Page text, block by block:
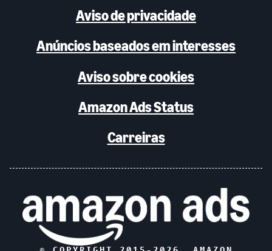
Aviso de privacidade
Anúncios baseados em interesses
Aviso sobre cookies
Amazon Ads Status
Carreiras